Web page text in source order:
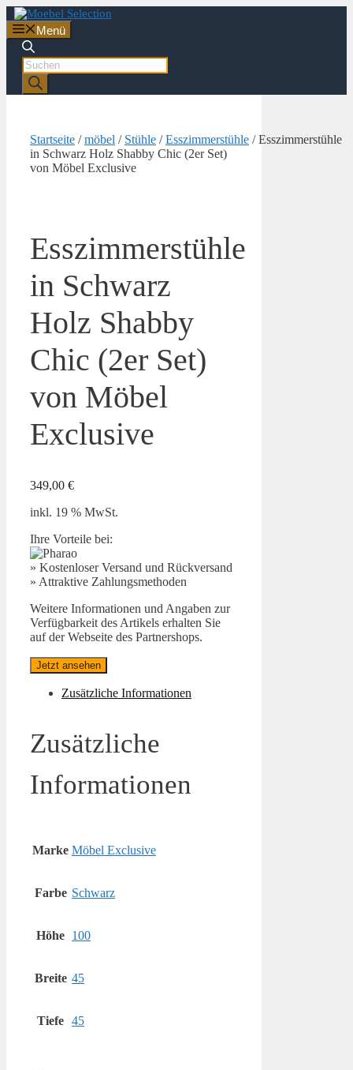
Zum
Inhalt
springen
Menü
Products
search
Startseite /möbel / Stühle /Esszimmerstühle / Esszimmerstühle
in Schwarz Holz Shabby Chic (2er Set)
von Möbel Exclusive
Esszimmerstühle
in Schwarz
Holz Shabby
Chic (2er Set)
von Möbel
Exclusive
349,00 €
inkl. 19 % MwSt.
Ihre Vorteile bei:
» Kostenloser Versand und Rückversand
» Attraktive Zahlungsmethoden
Weitere Informationen und Angaben zur
Verfügbarkeit des Artikels erhalten Sie
auf der Webseite des Partnershops.
Jetzt ansehen
Zusätzliche Informationen
Zusätzliche
Informationen
Marke Möbel Exclusive
Farbe Schwarz
Höhe 100
Breite 45
Tiefe 45